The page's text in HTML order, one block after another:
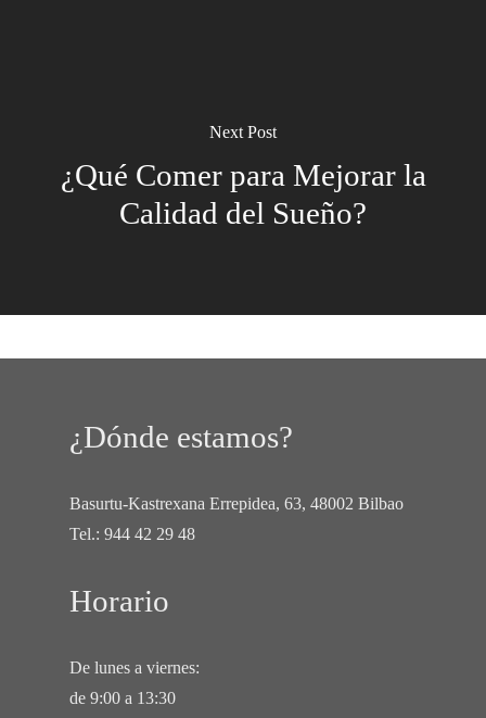
Next Post
¿Qué Comer para Mejorar la
Calidad del Sueño?
¿Dónde estamos?
Basurtu-Kastrexana Errepidea, 63, 48002 Bilbao
Tel.: 944 42 29 48
Horario
De lunes a viernes:
de 9:00 a 13:30